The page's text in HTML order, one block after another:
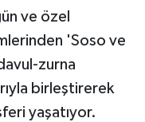
ve özel
'Soso ve
zurna
birleştirerek
yaşatıyor.